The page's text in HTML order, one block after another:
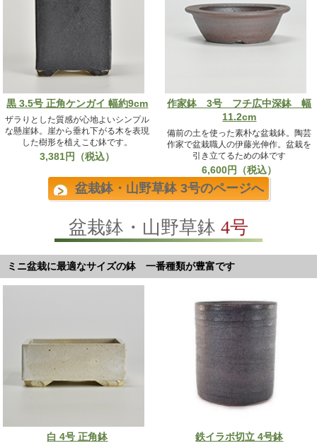
黒 3.5号 正角ケンガイ 幅約9cm
ザラりとした質感が心地よいシンプル
な懸崖鉢。崖から垂れ下がる木を表現
した樹形を植えこむ鉢です。
3,381円（税込）
作家鉢 3号 フチ広中深鉢 幅
11.2cm
備前の土を使った素朴な盆栽鉢。陶芸
作家で盆栽職人の伊藤光伸作。盆栽を
引き立てるための鉢です
6,600円（税込）
盆栽鉢・山野草鉢 3号のページへ
盆栽鉢・山野草鉢 4号
ミニ盆栽に最適なサイズの鉢 一番種類が豊富です
白 4号 正角鉢
鉄イラボ切立 4号鉢